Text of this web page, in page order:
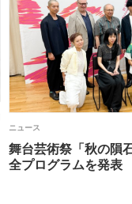
ニュース
舞台芸術祭「秋の隕
全プログラムを発表